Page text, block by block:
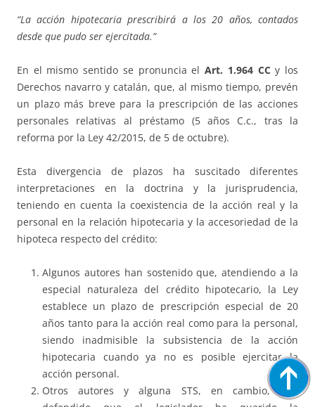
“La acción hipotecaria prescribirá a los 20 años, contados
desde que pudo ser ejercitada.”
En el mismo sentido se pronuncia elArt. 1.964 CCy los
Derechos navarro y catalán, que, al mismo tiempo, prevén
un plazo más breve para la prescripción de las acciones
personales relativas al préstamo (5 años C.c., tras la
reforma por la Ley 42/2015, de 5 de octubre).
Esta divergencia de plazos ha suscitado diferentes
interpretaciones en la doctrina y la jurisprudencia,
teniendo en cuenta la coexistencia de la acción real y la
personal en la relación hipotecaria y la accesoriedad de la
hipoteca respecto del crédito:
Algunos autores han sostenido que, atendiendo a la
especial naturaleza del crédito hipotecario, la Ley
establece un plazo de prescripción especial de 20
años tanto para la acción real como para la personal,
siendo inadmisible la subsistencia de la acción
hipotecaria cuando ya no es posible ejercitar la
acción personal.
Otros autores y alguna STS, en cambio, han